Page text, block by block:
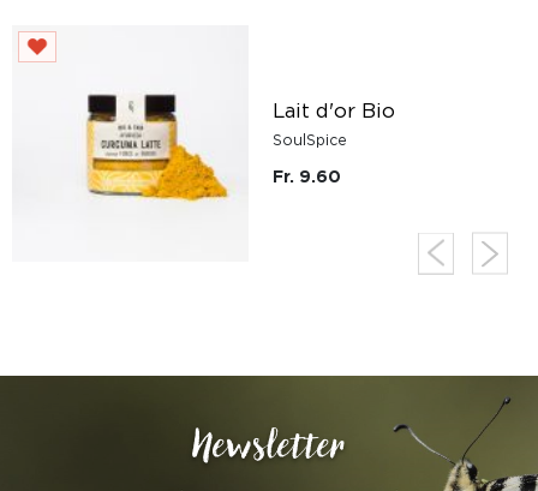
Lait d'or Bio
SoulSpice
Fr. 9.60
Newsletter